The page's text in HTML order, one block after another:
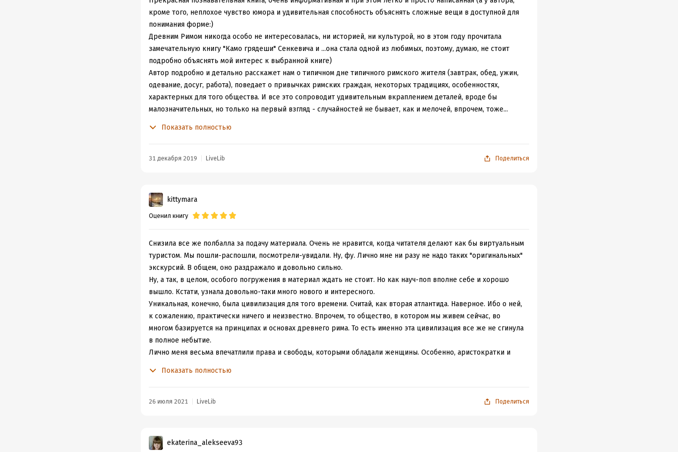
кроме того, неплохое чувство юмора и удивительная способность объяснять сложные вещи в доступной для
понимания форме:)
Древним Римом никогда особо не интересовалась, ни историей, ни культурой, но в этом году прочитала
замечательную книгу "Камо грядеши" Сенкевича и ...она стала одной из любимых, поэтому, думаю, не стоит
подробно объяснять мой интерес к выбранной книге)
Автор подробно и детально расскажет нам о типичном дне типичного римского жителя (завтрак, обед, ужин,
одевание, досуг, работа), поведает о привычках римских граждан, некоторых традициях, особенностях,
характерных для того общества. И все это сопроводит удивительным вкраплением деталей, вроде бы
малозначительных, но только на первый взгляд - случайностей не бывает, как и мелочей, впрочем, тоже...
случались обрушения или пожары, поэтому с первых этажей спастись было проще), особенности справления
читателей), особенности римского образования (обязательное изучение риторики - мне кажется, это вполне
можно было ввести и в современных школах, однозначно пригодится в жизни), книжные лавки (книги в виде
свитков в специальных кожаных футлярах с крышечками и книги-гармошки). Для меня вообще в книге было
5/5, увлекательный нон-фикшн - что может быть прекраснее:)
Показать полностью
31 декабря 2019 LiveLib Поделиться
kittymara
Оценил книгу
Снизила все же полбалла за подачу материала. Очень не нравится, когда читателя делают как бы виртуальным
туристом. Мы пошли-распошли, посмотрели-увидали. Ну, фу. Лично мне ни разу не надо таких "оригинальных"
экскурсий. В общем, оно раздражало и довольно сильно.
Ну, а так, в целом, особого погружения в материал ждать не стоит. Но как науч-поп вполне себе и хорошо
вышло. Кстати, узнала довольно-таки много нового и интересного.
Уникальная, конечно, была цивилизация для того времени. Считай, как вторая атлантида. Наверное. Ибо о ней,
к сожалению, практически ничего и неизвестно. Впрочем, то общество, в котором мы живем сейчас, во
многом базируется на принципах и основах древнего рима. То есть именно эта цивилизация все же не сгинула
в полное небытие.
Лично меня весьма впечатлили права и свободы, которыми обладали женщины. Особенно, аристократки и
второй половине XX века.
Короче, это были не просто какие-то там бани. Это были натурально центры культурной и деловой жизни.
Круто же, круто.
Показать полностью
26 июля 2021 LiveLib Поделиться
ekaterina_alekseeva93